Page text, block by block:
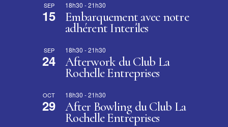
SEP
15
18h30 -21h30
Embarquement avec notre
adhérent Interîles
SEP
24
18h30 -21h30
Afterwork du Club La
Rochelle Entreprises
OCT
29
18h30 -21h30
After Bowling du Club La
Rochelle Entreprises